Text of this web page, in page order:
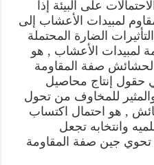
على البيئة إذا
لمبيدات الأعشاب إلى
الضارة المحتملة
لمبيدات الأعشاب , هو
صفة المقاومة
حقول إنتاج محاصيل
للمخاوف من تحول
, هو احتمال اكتساب
وانتخابه تجعل
تحوي جين صفة المقاومة